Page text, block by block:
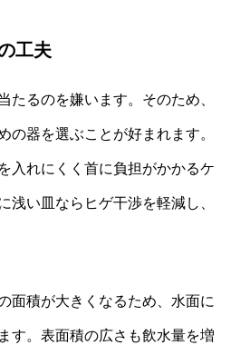
工夫
たるのを嫌います。そのため、
の器を選ぶことが好まれます。
入れにくく首に負担がかかるケ
浅い皿ならヒゲ干渉を軽減し、
面積が大きくなるため、水面に
す。表面積の広さも飲水量を増